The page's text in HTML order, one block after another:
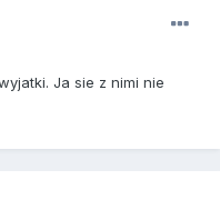
Ja sie z nimi nie